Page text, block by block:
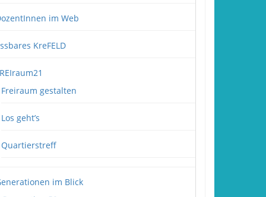
im Web
KreFELD
Freiraum gestalten
Los geht’s
Quartierstreff
im Blick